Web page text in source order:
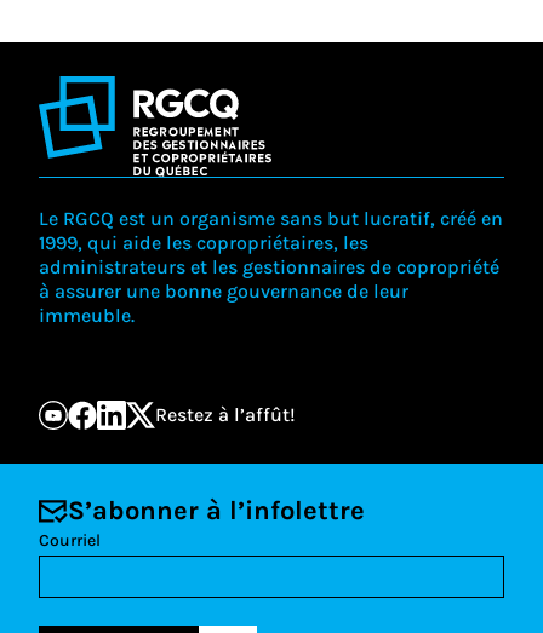
Le RGCQ est un organisme sans but lucratif, créé en
1999, qui aide les copropriétaires, les
administrateurs et les gestionnaires de copropriété
à assurer une bonne gouvernance de leur
immeuble.
Restez à l’affût!
S’abonner à l’infolettre
Courriel